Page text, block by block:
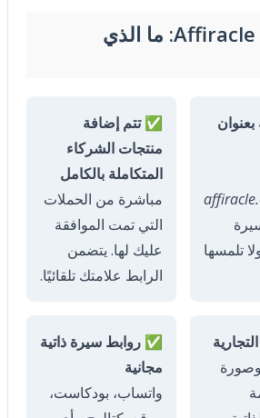
شجرة روابط Affiracle: ما الذي
تلمسها
✅ تتم إضافة
منتجات الشركاء
المتكاملة بالكامل
مباشرة من الحملات
التي تمت الموافقة
عليك لها. يتضمن
الرابط علامتك تلقائيًا.
✅ روابط سيرة ذاتية
مجانية
واتساب، بودكاست،